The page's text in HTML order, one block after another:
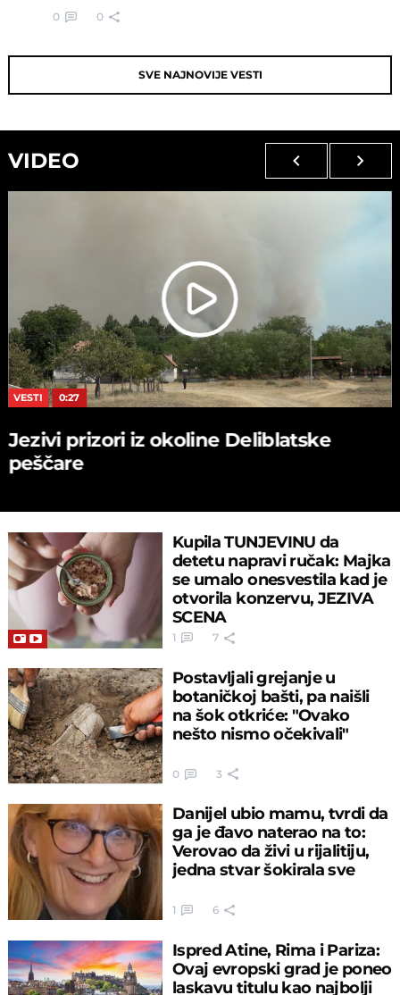
0 0
SVE NAJNOVIJE VESTI
VIDEO
VESTI 0:27
Jezivi prizori iz okoline Deliblatske
peščare
Kupila TUNJEVINU da
detetu napravi ručak: Majka
se umalo onesvestila kad je
otvorila konzervu, JEZIVA
SCENA
1 7
Postavljali grejanje u
botaničkoj bašti, pa naišli
na šok otkriće: "Ovako
nešto nismo očekivali"
0 3
Danijel ubio mamu, tvrdi da
ga je đavo naterao na to:
Verovao da živi u rijalitiju,
jedna stvar šokirala sve
1 6
Ispred Atine, Rima i Pariza:
Ovaj evropski grad je poneo
laskavu titulu kao najbolji